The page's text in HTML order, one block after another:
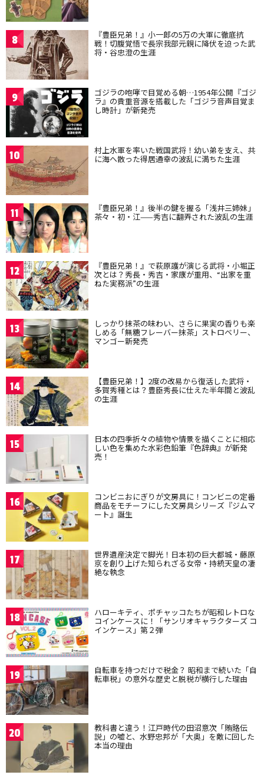
8 『豊臣兄弟！』小一郎の5万の大軍に徹底抗
戦！切腹覚悟で長宗我部元親に降伏を迫った武
将・谷忠澄の生涯
9 ゴジラの咆哮で目覚める朝…1954年公開『ゴジ
ラ』の貴重音源を搭載した「ゴジラ音声目覚ま
し時計」が新発売
10 村上水軍を率いた戦国武将！幼い弟を支え、共
に海へ散った得居通幸の波乱に満ちた生涯
11 『豊臣兄弟！』後半の鍵を握る「浅井三姉妹」
茶々・初・江——秀吉に翻弄された波乱の生涯
12 『豊臣兄弟！』で萩原護が演じる武将・小堀正
次とは？秀長・秀吉・家康が重用、“出家を重
ねた実務派”の生涯
13 しっかり抹茶の味わい、さらに果実の香りも楽
しめる「無糖フレーバー抹茶」ストロベリー、
マンゴー新発売
14 【豊臣兄弟！】2度の改易から復活した武将・
多賀秀種とは？豊臣秀長に仕えた半年間と波乱
の生涯
15 日本の四季折々の植物や情景を描くことに相応
しい色を集めた水彩色鉛筆『色辞典』が新発
売！
16 コンビニおにぎりが文房具に！コンビニの定番
商品をモチーフにした文房具シリーズ『ジムマ
ート』誕生
17 世界遺産決定で脚光！日本初の巨大都城・藤原
京を創り上げた知られざる女帝・持統天皇の凄
絶な執念
18 ハローキティ、ポチャッコたちが昭和レトロな
コインケースに！「サンリオキャラクターズ コ
インケース」第２弾
19 自転車を持つだけで税金？ 昭和まで続いた「自
転車税」の意外な歴史と脱税が横行した理由
20 教科書と違う！江戸時代の田沼意次「賄賂伝
説」の嘘と、水野忠邦が「大奥」を敵に回した
本当の理由